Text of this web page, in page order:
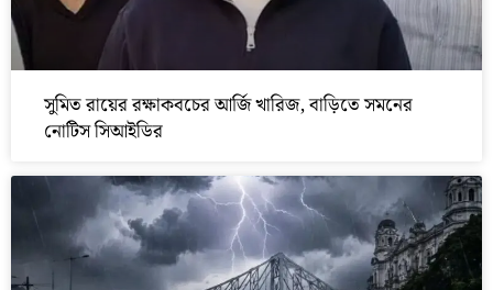
সুমিত রায়ের রক্ষাকবচের আর্জি খারিজ, বাড়িতে সমনের
নোটিস সিআইডির